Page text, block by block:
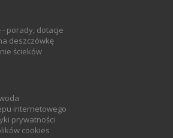
porady, dotacje
deszczówkę
ścieków
internetowego
prywatności
cookies